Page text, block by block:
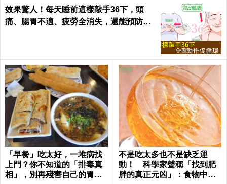
效果驚人！每天睡前這樣敲手36下，頭
痛、腸胃不適、疲勞全消失，還能預防腦
「早餐」吃太好，一堆病找
上門？你不知道的「排毒真
相」，別再殘害自己的胃
不是吃太多也不是缺乏運
動！ 科學家聲稱「找到肥
胖的真正元凶」：食物中無